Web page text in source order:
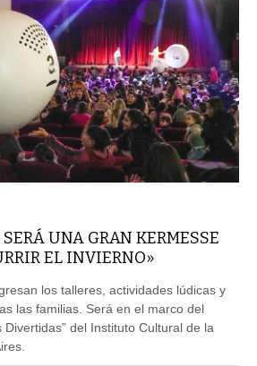
UNA GRAN KERMESSE
EL INVIERNO»
los talleres, actividades lúdicas y
las familias. Será en el marco del
Divertidas” del Instituto Cultural de la